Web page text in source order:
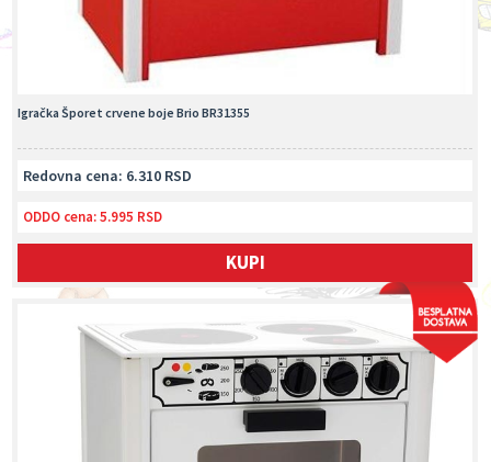
Igračka Šporet crvene boje Brio BR31355
Redovna cena: 6.310 RSD
ODDO cena:5.995 RSD
KUPI